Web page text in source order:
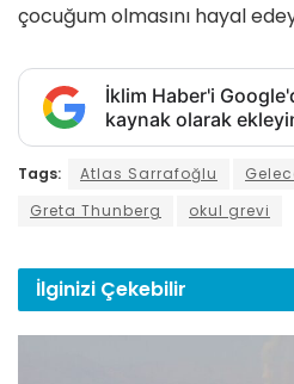
çocuğum olmasını hayal
İklim Haber'i
kaynak olarak
Tags: Atlas Sarrafoğlu
Greta Thunberg
okul grevi
İlginizi Çekebilir